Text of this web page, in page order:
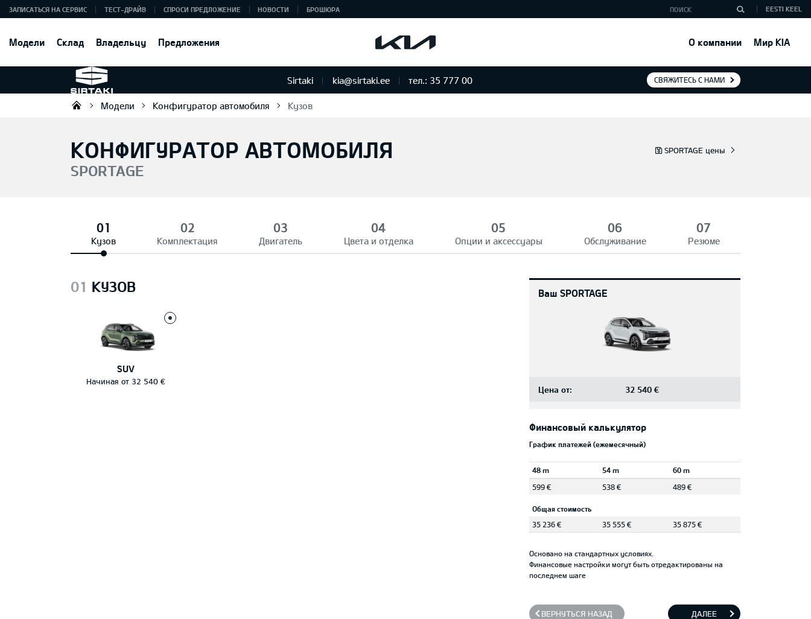
Модели Склад Владельцу Предложения О компании Мир KIA
ЗАПИСАТЬСЯ НА СЕРВИС ТЕСТ-ДРАЙВ СПРОСИ ПРЕДЛОЖЕНИЕ НОВОСТИ БРОШЮРА EESTI KEEL
Sirtaki kia@sirtaki.ee тел.: 35 777 00 СВЯЖИТЕСЬ С НАМИ
Sirtaki OÜ
Модели Конфигуратор автомобиля Кузов
SPORTAGE цены
КОНФИГУРАТОР АВТОМОБИЛЯ
SPORTAGE
Кузов Комплектация Двигатель Цвета и отделка Опции и аксессуары Обслуживание Резюме
01 КУЗОВ
SUV
Начиная от 32 540 €
Ваш SPORTAGE
Цена от: 32 540 €
Финансовый калькулятор
График платежей (ежемесячный)
48 m 54 m
60 m
599 €
538 € 489 €
Общая стоимость
35 236 €
35 555 € 35 875 €
Основано на стандартных условиях.
Финансовые настройки могут быть отредактированы на
последнем шаге
ВЕРНУТЬСЯ НАЗАД ДАЛЕЕ